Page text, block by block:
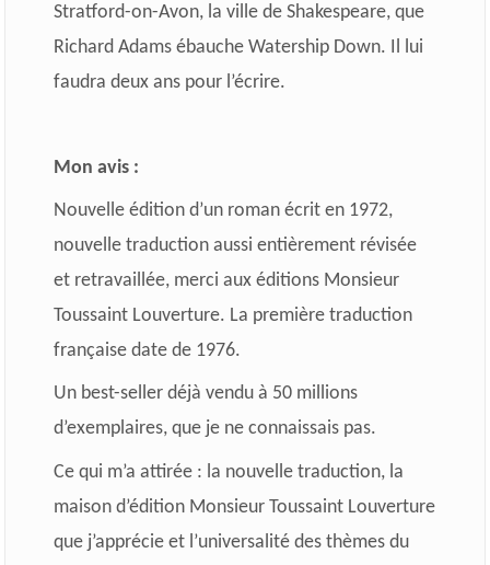
Stratford-on-Avon, la ville de Shakespeare, que
Richard Adams ébauche Watership Down. Il lui
faudra deux ans pour l’écrire.
Mon avis :
Nouvelle édition d’un roman écrit en 1972,
nouvelle traduction aussi entièrement révisée
et retravaillée, merci aux éditions Monsieur
Toussaint Louverture. La première traduction
française date de 1976.
Un best-seller déjà vendu à 50 millions
d’exemplaires, que je ne connaissais pas.
Ce qui m’a attirée : la nouvelle traduction, la
maison d’édition Monsieur Toussaint Louverture
que j’apprécie et l’universalité des thèmes du